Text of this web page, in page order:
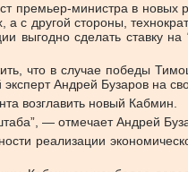
премьер-министра в новых
другой стороны,
сделать ставку на
что в случае победы
Андрей Бузаров на
возглавить новый Кабмин.
— отмечает Андрей
реализации